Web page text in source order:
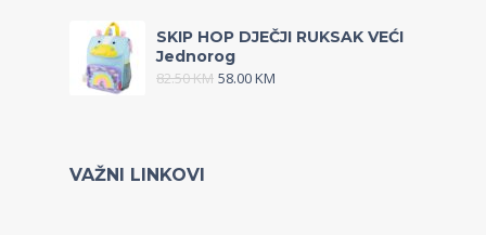
SKIP HOP DJEČJI RUKSAK VEĆI
Jednorog
82.50KM 58.00KM
VAŽNI LINKOVI